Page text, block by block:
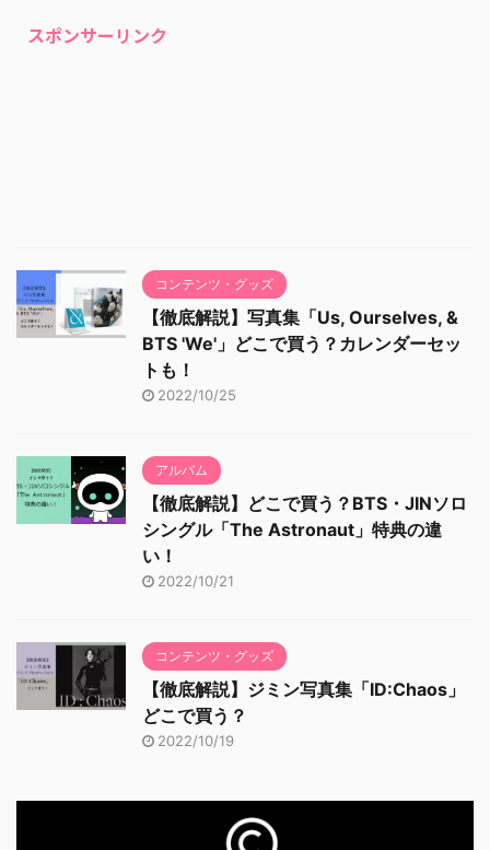
スポンサーリンク
コンテンツ・グッズ
【徹底解説】写真集「Us, Ourselves, &
BTS 'We'」どこで買う？カレンダーセッ
トも！
2022/10/25
アルバム
【徹底解説】どこで買う？BTS・JINソロ
シングル「The Astronaut」特典の違
い！
2022/10/21
コンテンツ・グッズ
【徹底解説】ジミン写真集「ID:Chaos」
どこで買う？
2022/10/19